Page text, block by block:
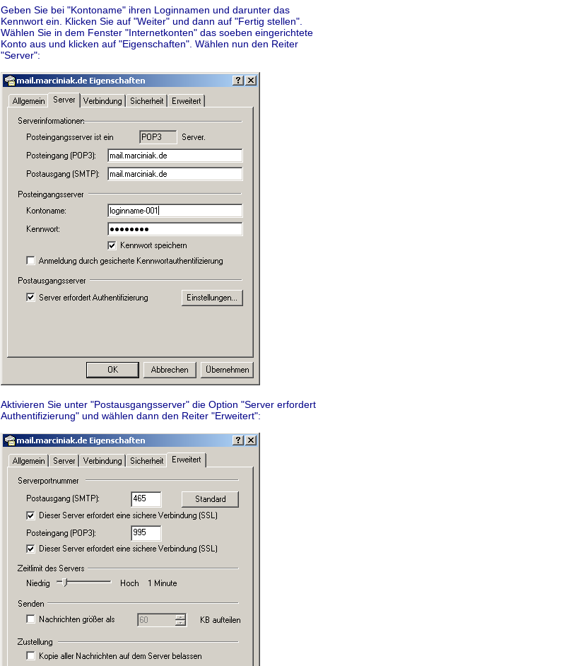
Geben Sie bei "Kontoname" ihren Loginnamen und darunter das
Kennwort ein. Klicken Sie auf "Weiter" und dann auf "Fertig stellen".
Wählen Sie in dem Fenster "Internetkonten" das soeben eingerichtete
Konto aus und klicken auf "Eigenschaften". Wählen nun den Reiter
"Server":
Aktivieren Sie unter "Postausgangsserver" die Option "Server erfordert
Authentifizierung" und wählen dann den Reiter "Erweitert":